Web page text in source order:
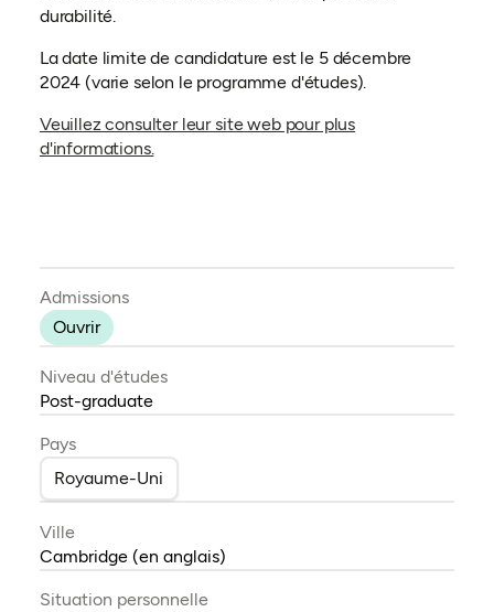
durabilité.
La date limite de candidature est le 5 décembre
2024 (varie selon le programme d'études).
Veuillez consulter leur site web pour plus
d'informations.
Admissions
Ouvrir
Niveau d'études
Post-graduate
Pays
Royaume-Uni
Ville
Cambridge (en anglais)
Situation personnelle